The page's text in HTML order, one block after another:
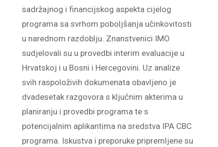
sadržajnog i financijskog aspekta cijelog
programa sa svrhom poboljšanja učinkovitosti
u narednom razdoblju. Znanstvenici IMO
sudjelovali su u provedbi interim evaluacije u
Hrvatskoj i u Bosni i Hercegovini. Uz analize
svih raspoloživih dokumenata obavljeno je
dvadesetak razgovora s ključnim akterima u
planiranju i provedbi programa te s
potencijalnim aplikantima na sredstva IPA CBC
programa. Iskustva i preporuke pripremljene su